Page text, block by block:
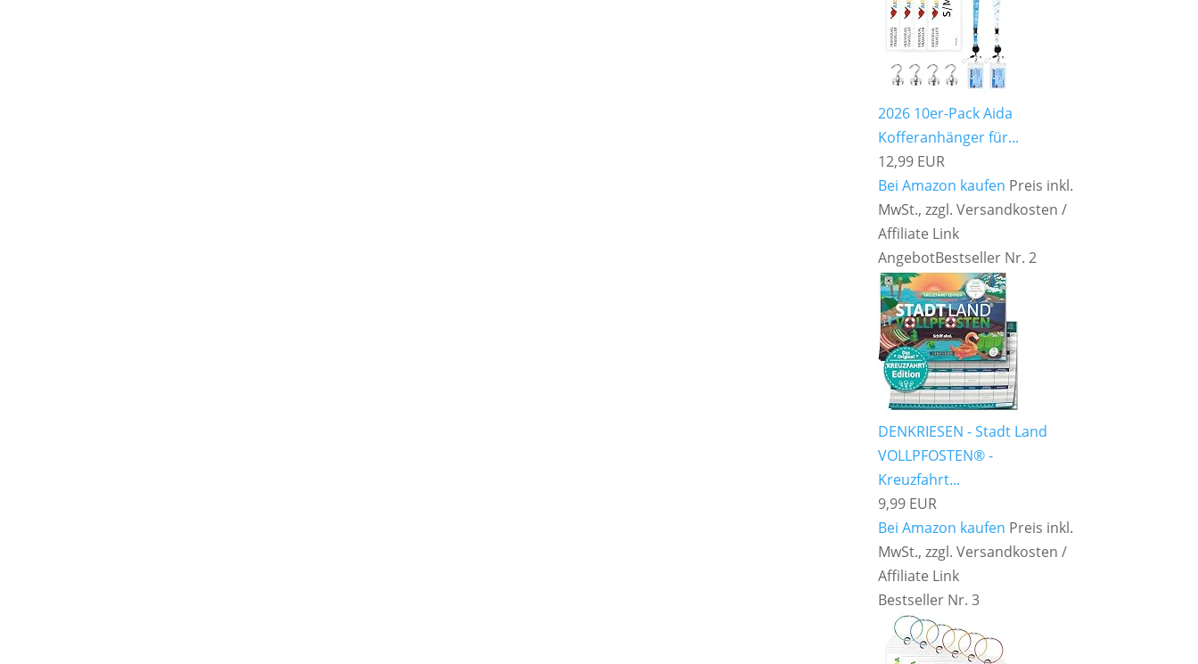
2026 10er-Pack Aida
Kofferanhänger für...
12,99 EUR
Bei Amazon kaufen Preis inkl.
MwSt., zzgl. Versandkosten /
Affiliate Link
AngebotBestseller Nr. 2
DENKRIESEN - Stadt Land
VOLLPFOSTEN® -
Kreuzfahrt...
9,99 EUR
Bei Amazon kaufen Preis inkl.
MwSt., zzgl. Versandkosten /
Affiliate Link
Bestseller Nr. 3